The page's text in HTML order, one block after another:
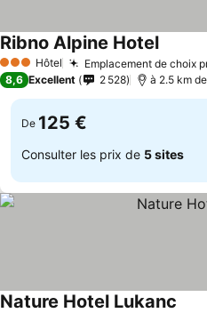
3 ÉtoilesHôtel Emplacement de choix
Ribno Alpine Hotel
8,6 Excellent 2 528 à 2.5 km
De 125 €
Consulter les prix de 5 sites
Nature Hotel Lukanc